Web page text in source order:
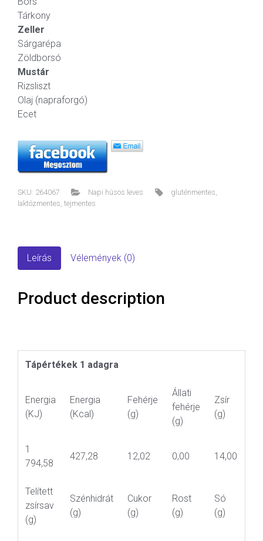
Tárkony
Zeller
Sárgarépa
Zöldborsó
Mustár
Rizsliszt
Olaj (napraforgó)
Ecet
SKU: 264067 Napi húsos leves gluténmentes
laktózmentes tejmentes
Leírás Vélemények (0)
Product description
Tápértékek 1 adagra
Energia
(KJ)
Energia
(Kcal)
Fehérje
(g)
Állati
fehérje
(g)
Zsír
(g)
1
794,58
427,28 12,02 0,00 14,00
Telített
zsírsav
(g)
Szénhidrát
(g)
Cukor
(g)
Rost
(g)
Só
(g)